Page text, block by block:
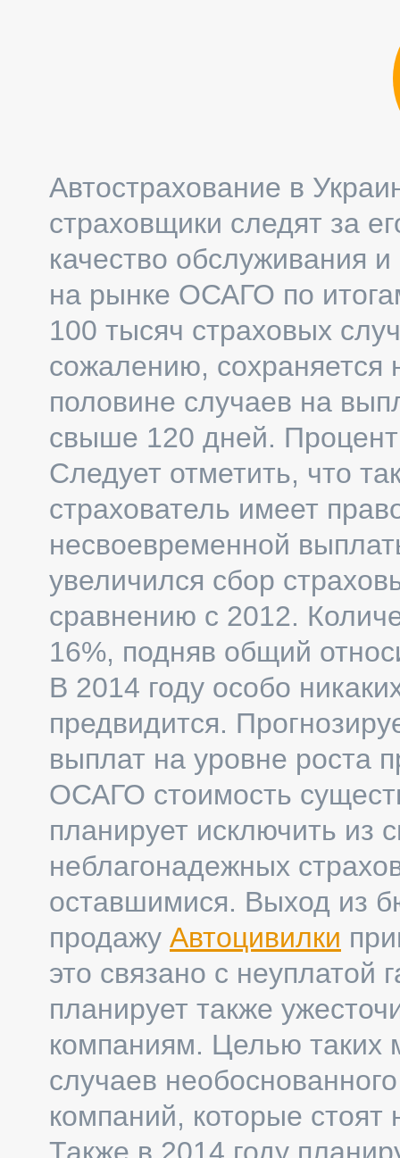
Автострахование в
страховщики следят за
качество обслуживания
на рынке ОСАГО по
100 тысяч страховых
сожалению, сохраняется
половине случаев на
свыше 120 дней.
Следует отметить, что
страхователь имеет
несвоевременной
увеличился сбор
сравнению с 2012.
16%, подняв общий
В 2014 году особо
предвидится.
выплат на уровне роста
ОСАГО стоимость
планирует исключить из
неблагонадежных
оставшимися. Выход из
продажу Автоцивилки
это связано с неуплатой
планирует также
компаниям. Целью таких
случаев
компаний, которые стоят